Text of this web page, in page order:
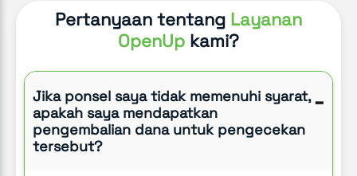
Pertanyaan tentang Layanan
OpenUp kami?
Jika ponsel saya tidak memenuhi syarat,
apakah saya mendapatkan
pengembalian dana untuk pengecekan
tersebut?
-